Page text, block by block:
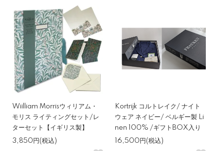
Wiilliam Morrisウィリアム・
モリス ライティングセット/レ
ターセット【イギリス製】
3,850円(税込)
Kortrijk コルトレイク/ ナイト
ウェア ネイビー/ ベルギー製 Li
nen 100% /ギフトBOX入り
16,500円(税込)